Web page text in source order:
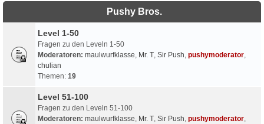
Pushy Bros.
Level 1-50
Fragen zu den Leveln 1-50
Moderatoren: maulwurfklasse, Mr. T, Sir Push, pushymoderator,
chulian
Themen: 19
Level 51-100
Fragen zu den Leveln 51-100
Moderatoren: maulwurfklasse, Mr. T, Sir Push, pushymoderator,